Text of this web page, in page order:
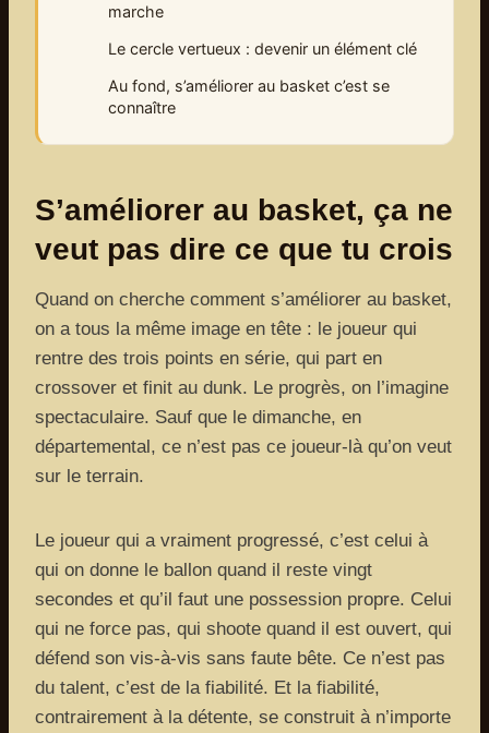
marche
Le cercle vertueux : devenir un élément clé
Au fond, s’améliorer au basket c’est se
connaître
S’améliorer au basket, ça ne
veut pas dire ce que tu crois
Quand on cherche comment s’améliorer au basket,
on a tous la même image en tête : le joueur qui
rentre des trois points en série, qui part en
crossover et finit au dunk. Le progrès, on l’imagine
spectaculaire. Sauf que le dimanche, en
départemental, ce n’est pas ce joueur-là qu’on veut
sur le terrain.
Le joueur qui a vraiment progressé, c’est celui à
qui on donne le ballon quand il reste vingt
secondes et qu’il faut une possession propre. Celui
qui ne force pas, qui shoote quand il est ouvert, qui
défend son vis-à-vis sans faute bête. Ce n’est pas
du talent, c’est de la fiabilité. Et la fiabilité,
contrairement à la détente, se construit à n’importe